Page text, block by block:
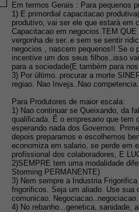
Em termos Gerais : Para pequenos
1) E primordial capacitacao
produtivo, vai ser ele que estarà em
Capacitacao em negocios.TEM
vergonha de ser..e sem se sentir
negocios , nascem pequenos!! Se o
incentive um dos seus filhos..isso
para a sociedade(E tambèm para
3) Por ùltimo..procurar a morte
regiao. Nao Inveja..Nao
Para Produtores de maior escala:
1) Nao continuar se Queixando, da
qualificada. Ê o empresario que tem
esperando nada dos Governos.
depois preparamos e escolhemos
economiza em salario, se perde em
profissional dos colaboradores, E
2)SEMPRE tem uma modalidade
Storming PERMANENTE)
3) Nem sempre a Industria
frigorificos. Seja um aliado. Use sua
comunicao.
4) No rebanho...genetica, sanidade,